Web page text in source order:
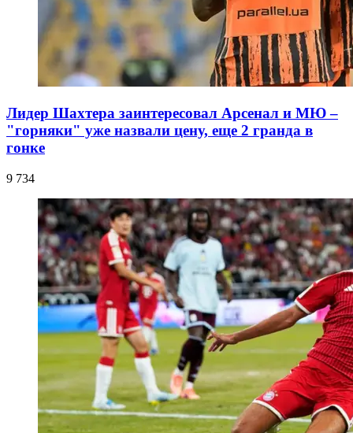
Лидер Шахтера заинтересовал Арсенал и МЮ –
"горняки" уже назвали цену, еще 2 гранда в
гонке
9 734